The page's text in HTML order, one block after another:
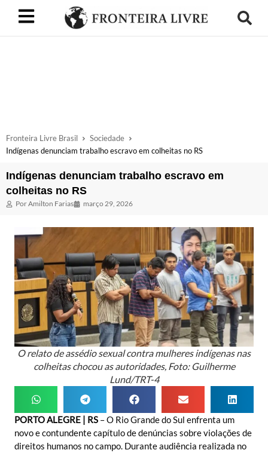
Fronteira Livre Brasil
Sociedade
Indígenas denunciam trabalho escravo em colheitas no RS
Indígenas denunciam trabalho escravo em
colheitas no RS
PorAmilton Farias março 29, 2026
O relato de assédio sexual contra mulheres indígenas nas
colheitas chocou as autoridades, Foto: Guilherme
Lund/TRT-4
PORTO ALEGRE | RS – O Rio Grande do Sul enfrenta um
novo e contundente capítulo de denúncias sobre violações de
direitos humanos no campo. Durante audiência realizada no